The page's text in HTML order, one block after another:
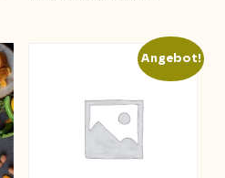
Angebot!